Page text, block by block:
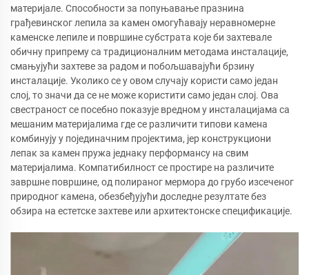
материјале. Способности за попуњавање празнина
грађевинског лепила за камен омогућавају неравномерне
каменске лепиле и површине субстрата које би захтевале
обичну припрему са традиционалним методама инсталације,
смањујући захтеве за радом и побољшавајући брзину
инсталације. Уколико се у овом случају користи само један
слој, то значи да се не може користити само један слој. Ова
свестраност се посебно показује вредном у инсталацијама са
мешаним материјалима где се различити типови камена
комбинују у појединачним пројектима, јер конструкциони
лепак за камен пружа једнаку перформансу на свим
материјалима. Компатибилност се простире на различите
завршне површине, од полираног мермора до грубо изсеченог
природног камена, обезбеђујући доследне резултате без
обзира на естетске захтеве или архитектонске спецификације.